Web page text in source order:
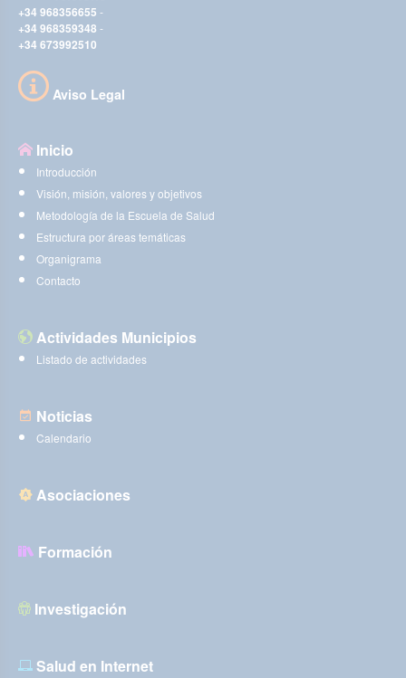
+34 968356655 -
+34 968359348 -
+34 673992510
Aviso Legal
Inicio
Introducción
Visión, misión, valores y objetivos
Metodología de la Escuela de Salud
Estructura por áreas temáticas
Organigrama
Contacto
Actividades Municipios
Listado de actividades
Noticias
Calendario
Asociaciones
Formación
Investigación
Salud en Internet